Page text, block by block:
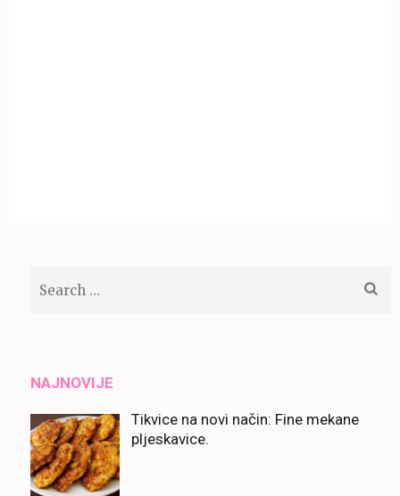
NAJNOVIJE
Tikvice na novi način: Fine mekane
pljeskavice.